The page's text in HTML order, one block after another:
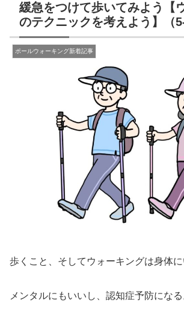
緩急をつけて歩いてみよう【
のテクニックを考えよう】（5-
ポールウォーキング新着記事
歩くこと、そしてウォーキングは身体に
メンタルにもいいし、認知症予防になる